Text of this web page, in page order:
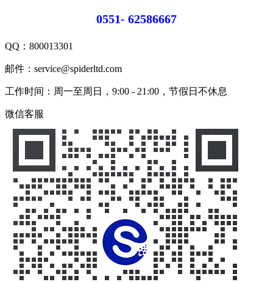
0551- 62586667
QQ： 800013301
邮件：service@spiderltd.com
工作时间：周一至周日，9:00 - 21:00，节假日不休息
微信客服